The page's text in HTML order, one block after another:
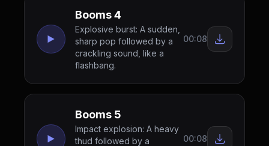
Booms 4
Explosive burst: A sudden,
sharp pop followed by a
crackling sound, like a
flashbang.
00:08
Booms 5
Impact explosion: A heavy
thud followed by a
00:08